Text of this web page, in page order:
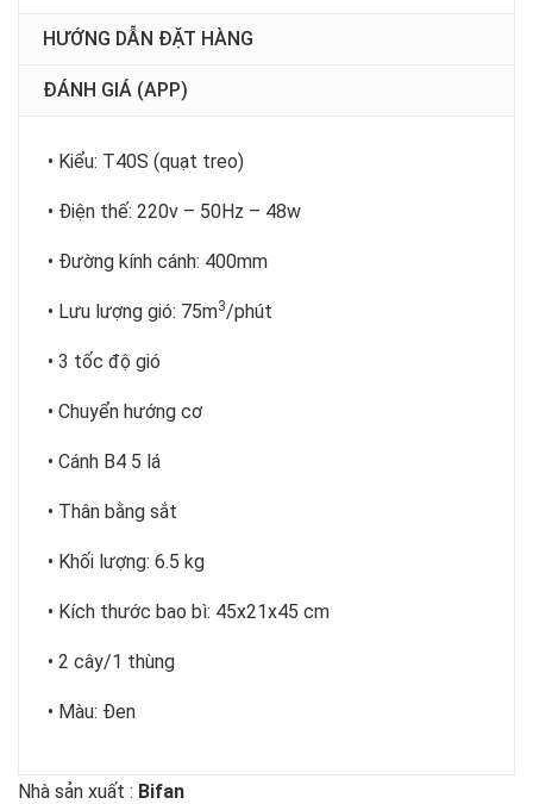
HƯỚNG DẪN ĐẶT HÀNG
ĐÁNH GIÁ (APP)
• Kiểu: T40S (quạt treo)
• Điện thế: 220v – 50Hz – 48w
• Đường kính cánh: 400mm
• Lưu lượng gió: 75m3/phút
• 3 tốc độ gió
• Chuyển hướng cơ
• Cánh B4 5 lá
• Thân bằng sắt
• Khối lượng: 6.5 kg
• Kích thước bao bì: 45x21x45 cm
• 2 cây/1 thùng
• Màu: Đen
Nhà sản xuất : Bifan